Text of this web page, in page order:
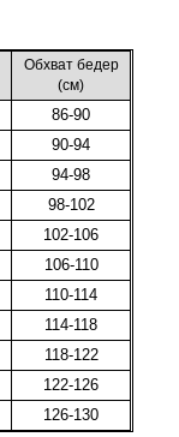
Обхват бедер
(cм)
86-90
90-94
94-98
98-102
102-106
106-110
110-114
114-118
118-122
122-126
126-130